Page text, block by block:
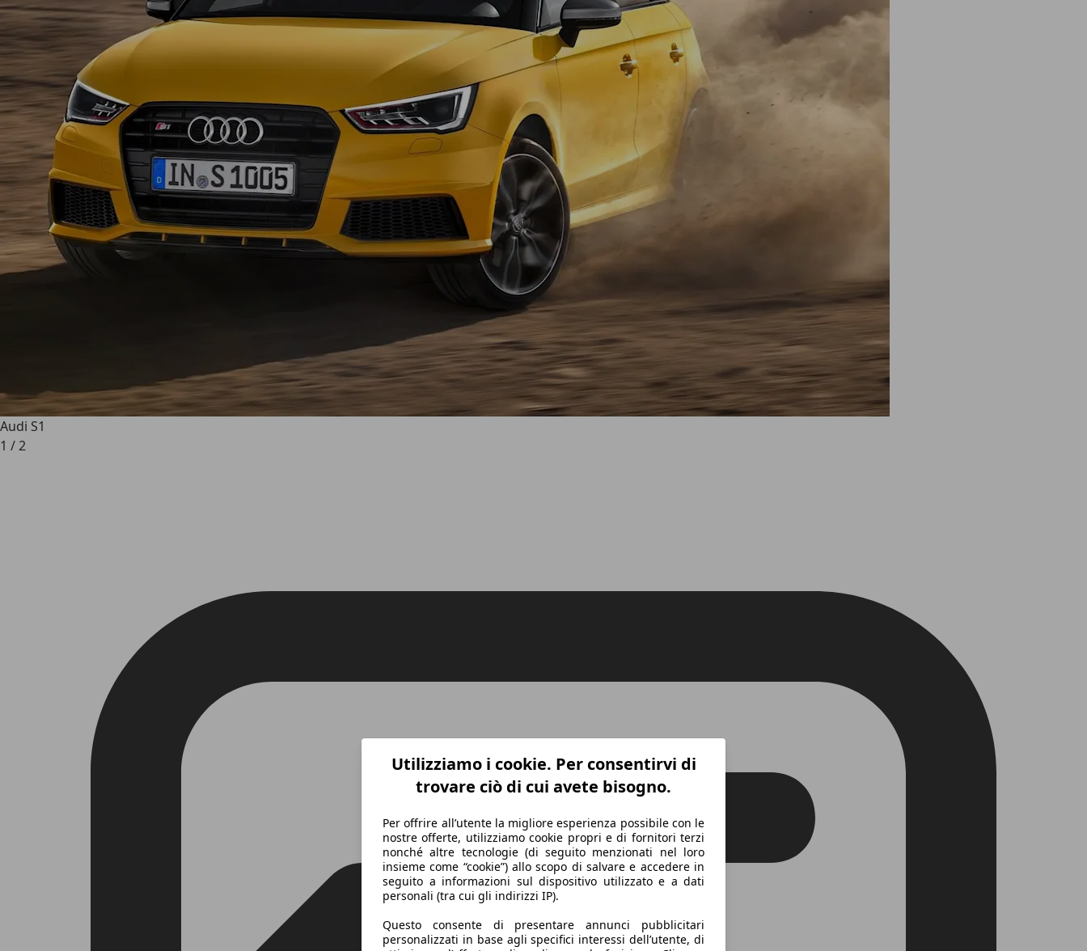
Audi S1
1 /2
Utilizziamo i cookie. Per consentirvi di
trovare ciò di cui avete bisogno.
Per offrire all’utente la migliore esperienza possibile con le
nostre offerte, utilizziamo cookie propri e di fornitori terzi
nonché altre tecnologie (di seguito menzionati nel loro
insieme come “cookie”) allo scopo di salvare e accedere in
seguito a informazioni sul dispositivo utilizzato e a dati
personali (tra cui gli indirizzi IP).
Questo consente di presentare annunci pubblicitari
personalizzati in base agli specifici interessi dell’utente, di